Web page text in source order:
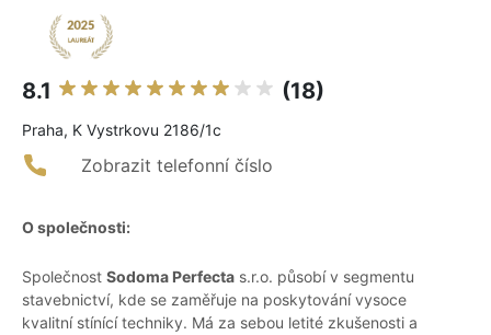
8.1 (18)
Praha, K Vystrkovu 2186/1c
Zobrazit telefonní číslo
O společnosti:
Společnost Sodoma Perfecta s.r.o. působí v segmentu
stavebnictví, kde se zaměřuje na poskytování vysoce
kvalitní stínící techniky. Má za sebou letité zkušenosti a